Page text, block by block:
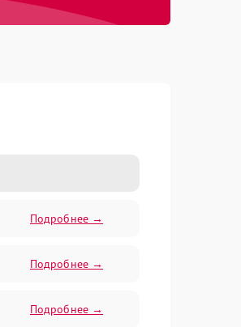
Подробнее →
Подробнее →
Подробнее →